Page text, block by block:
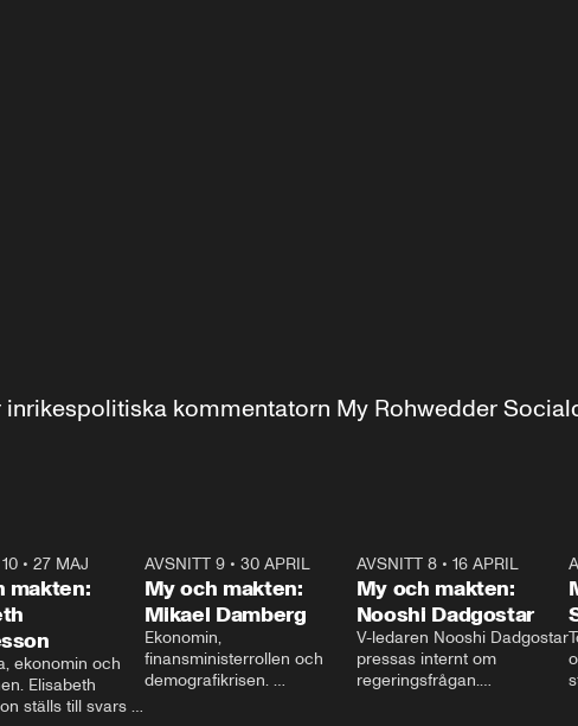
inrikespolitiska kommentatorn My Rohwedder
•27 MAJ
makten:
ekonomin och
Elisabeth
ställs till svars
AVSNITT 9• 30 APRIL
My och makten:
Mikael Damberg
Ekonomin,
finansministerrollen och
demografikrisen.
AVSNITT 8• 16 APRIL
My och makten:
Nooshi Dadgostar
V-ledaren Nooshi Dadgostar
pressas internt om
regeringsfrågan.